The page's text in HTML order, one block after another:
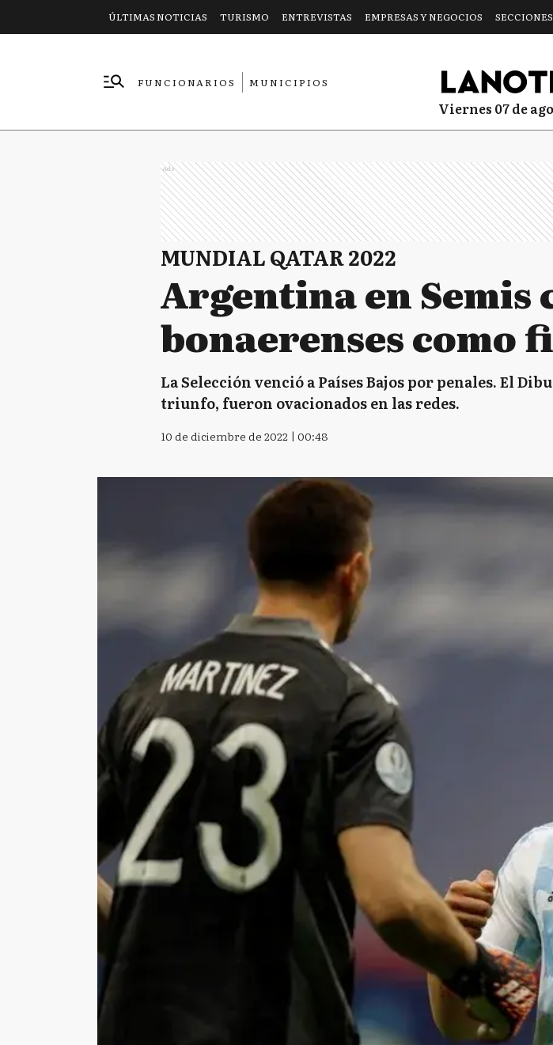
ÚLTIMAS NOTICIAS TURISMO ENTREVISTAS EMPRESAS Y NEGOCIOS
FUNCIONARIOS
MUNICIPIOS
viernes 07 de
Ads
MUNDIAL QATAR 2022
Argentina en Semis
bonaerenses como
La Selección venció a Países Bajos por penales. El
triunfo, fueron ovacionados en las redes.
10 de diciembre de 2022 | 00:48